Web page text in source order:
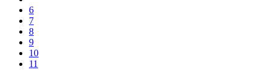
6
7
8
9
10
11